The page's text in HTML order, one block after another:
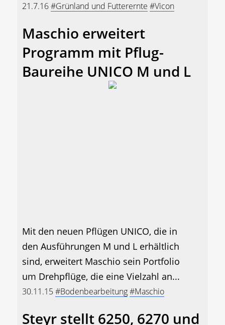
21.7.16#Grünland und Futterernte #Vicon
Maschio erweitert
Programm mit Pflug-
Baureihe UNICO M und L
Mit den neuen Pflügen UNICO, die in
den Ausführungen M und L erhältlich
sind, erweitert Maschio sein Portfolio
um Drehpflüge, die eine Vielzahl an...
30.11.15#Bodenbearbeitung#Maschio
Steyr stellt 6250, 6270 und